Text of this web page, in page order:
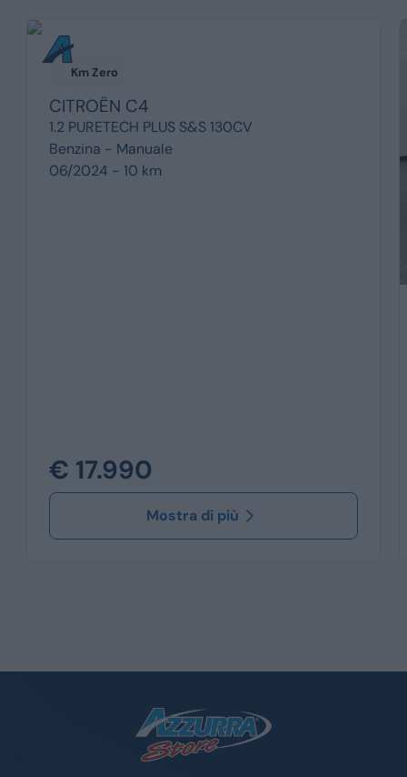
Km Zero
CITROËN C4
1.2 PURETECH PLUS S&S 130CV
Benzina - Manuale
06/2024 - 10 km
€ 17.990
Mostra di più